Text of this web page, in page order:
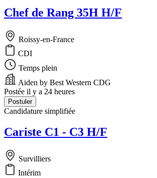
Chef de Rang 35H H/F
Roissy-en-France
CDI
Temps plein
Aiden by Best Western CDG
Postée il y a 24 heures
Postuler
Candidature simplifiée
Cariste C1 - C3 H/F
Survilliers
Intérim